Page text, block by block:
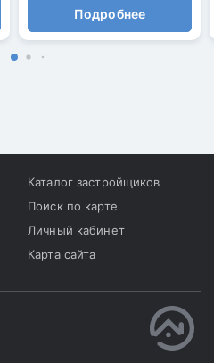
Подробнее
Каталог застройщиков
Поиск по карте
Личный кабинет
Карта сайта